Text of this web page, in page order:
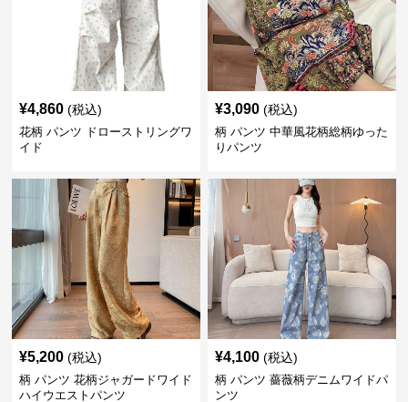
¥4,860 (税込)
花柄 パンツ ドローストリングワ
イド
¥3,090 (税込)
柄 パンツ 中華風花柄総柄ゆった
りパンツ
¥5,200 (税込)
柄 パンツ 花柄ジャガードワイド
ハイウエストパンツ
¥4,100 (税込)
柄 パンツ 薔薇柄デニムワイドパ
ンツ